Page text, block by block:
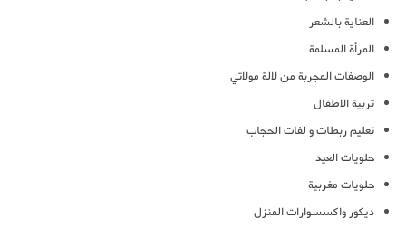
العناية بالشعر
المرأة المسلمة
الوصفات المجربة من لالة مولاتي
تربية الاطفال
تعليم ربطات و لفات الحجاب
حلويات العيد
حلويات مغربية
ديكور واكسسوارات المنزل